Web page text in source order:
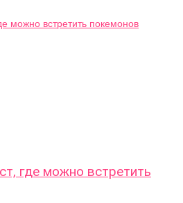
где можно встретить